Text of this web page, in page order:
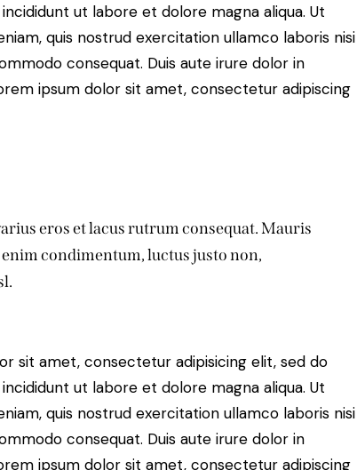
ut labore et dolore magna aliqua. Ut
quis nostrud exercitation ullamco laboris nisi
consequat. Duis aute irure dolor in
ipsum dolor sit amet, consectetur adipiscing
eros et lacus rutrum consequat. Mauris
condimentum, luctus justo non,
sit amet, consectetur adipisicing elit, sed do
ut labore et dolore magna aliqua. Ut
quis nostrud exercitation ullamco laboris nisi
consequat. Duis aute irure dolor in
ipsum dolor sit amet, consectetur adipiscing